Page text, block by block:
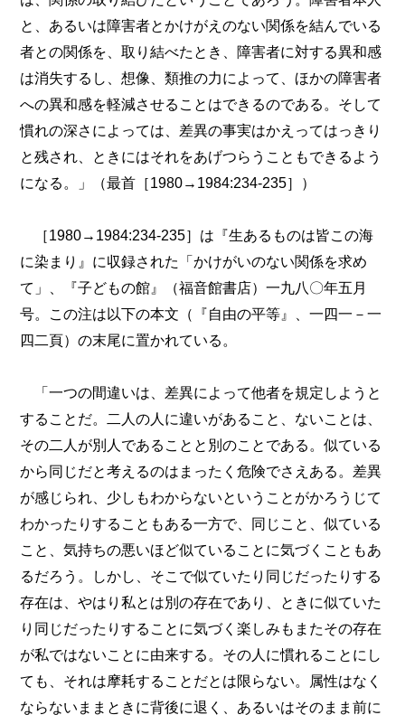
と、あるいは障害者とかけがえのない関係を結んでいる
者との関係を、取り結べたとき、障害者に対する異和感
は消失するし、想像、類推の力によって、ほかの障害者
への異和感を軽減させることはできるのである。そして
慣れの深さによっては、差異の事実はかえってはっきり
と残され、ときにはそれをあげつらうこともできるよう
になる。」（最首［1980→1984:234-235］）
［1980→1984:234-235］は『生あるものは皆この海
に染まり』に収録された「かけがいのない関係を求め
て」、『子どもの館』（福音館書店）一九八〇年五月
号。この注は以下の本文（『自由の平等』、一四一－一
四二頁）の末尾に置かれている。
「一つの間違いは、差異によって他者を規定しようと
することだ。二人の人に違いがあること、ないことは、
その二人が別人であることと別のことである。似ている
から同じだと考えるのはまったく危険でさえある。差異
が感じられ、少しもわからないということがかろうじて
わかったりすることもある一方で、同じこと、似ている
こと、気持ちの悪いほど似ていることに気づくこともあ
るだろう。しかし、そこで似ていたり同じだったりする
存在は、やはり私とは別の存在であり、ときに似ていた
り同じだったりすることに気づく楽しみもまたその存在
が私ではないことに由来する。その人に慣れることにし
ても、それは摩耗することだとは限らない。属性はなく
ならないままときに背後に退く、あるいはそのまま前に